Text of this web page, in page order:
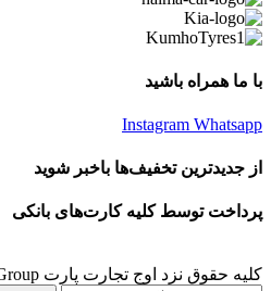
با ما همراه باشید
Instagram Whatsapp
از جدیدترین تخفیف‌ها باخبر شوید
پرداخت توسط کلیه کارت‌های بانکی
کلیه حقوق نزد اوج تجارت پارت OTC Group محفوظ است.